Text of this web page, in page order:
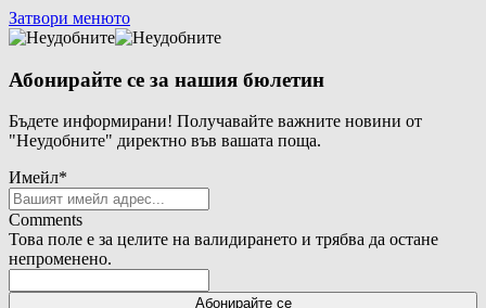
Затвори менюто
Абонирайте се за нашия бюлетин
Бъдете информирани! Получавайте важните новини от
"Неудобните" директно във вашата поща.
Имейл*
Comments
Това поле е за целите на валидирането и трябва да остане
непроменено.